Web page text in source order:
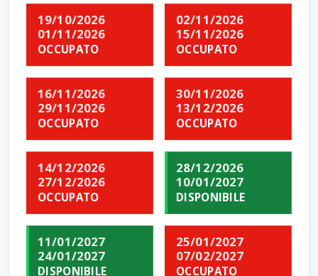
19/10/2026
01/11/2026
OCCUPATO
02/11/2026
15/11/2026
OCCUPATO
16/11/2026
29/11/2026
OCCUPATO
30/11/2026
13/12/2026
OCCUPATO
14/12/2026
27/12/2026
OCCUPATO
28/12/2026
10/01/2027
DISPONIBILE
11/01/2027
24/01/2027
DISPONIBILE
25/01/2027
07/02/2027
OCCUPATO